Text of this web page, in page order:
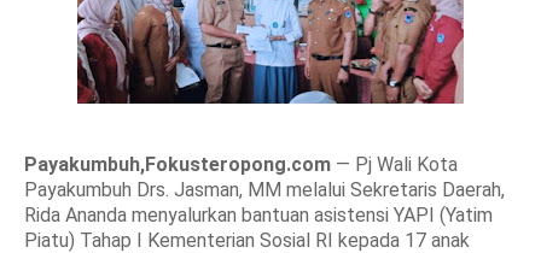
Payakumbuh,Fokusteropong.com — Pj Wali Kota
Payakumbuh Drs. Jasman, MM melalui Sekretaris Daerah,
Rida Ananda menyalurkan bantuan asistensi YAPI (Yatim
Piatu) Tahap I Kementerian Sosial RI kepada 17 anak